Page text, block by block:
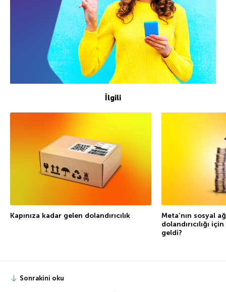
İlgili
Kapınıza kadar gelen dolandırıcılık
Meta’nın sosyal
dolandırıcılığı
geldi?
Sonrakini oku